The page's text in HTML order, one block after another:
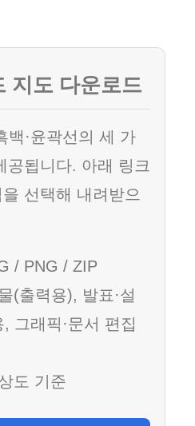
지도 다운로드
백·윤곽선의 세 가
공됩니다. 아래 링크
선택해 내려받으
/ PNG / ZIP
(출력용), 발표·설
그래픽·문서 편집
도 기준